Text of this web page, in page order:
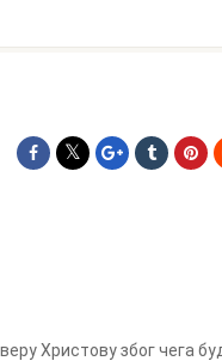
Христову због чега